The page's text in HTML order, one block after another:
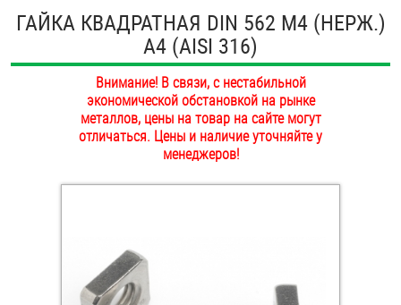
ОПТ
ПОКУПАТЕЛЯМ
ОПЛАТА И ДОСТАВКА
НАШИ МАГАЗИНЫ
Антивандальный крепёж, инструмент
Болты и винты
Втулки
Заклепки (Гайки-Заклепки)
ГАЙКА КВАДРАТНАЯ DIN 562 М4 (НЕРЖ.)
A4 (AISI 316)
Внимание! В связи, с нестабильной
экономической обстановкой на рынке
металлов, цены на товар на сайте могут
отличаться. Цены и наличие уточняйте у
менеджеров!